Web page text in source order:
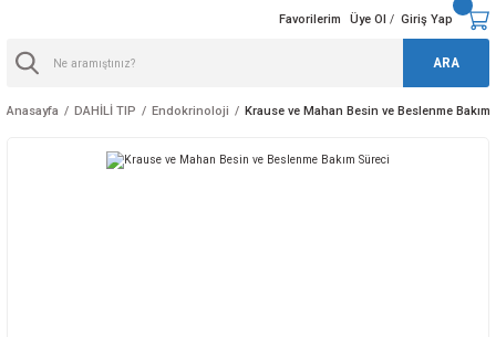
ARA
Favorilerim Üye Ol / Giriş Yap
Anasayfa DAHİLİ TIP Endokrinoloji Krause ve Mahan Besin ve Beslenme Bakım